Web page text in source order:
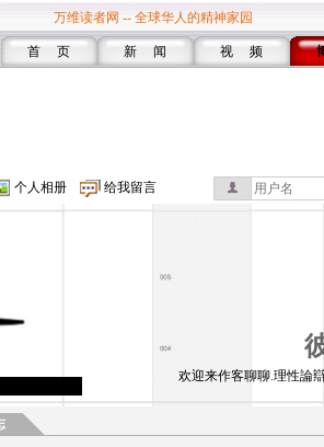
万维读者网 -- 全球华人的精神家园
首 页 新 闻 视 频
个人相册 给我留言
欢迎来作客聊聊.理性論